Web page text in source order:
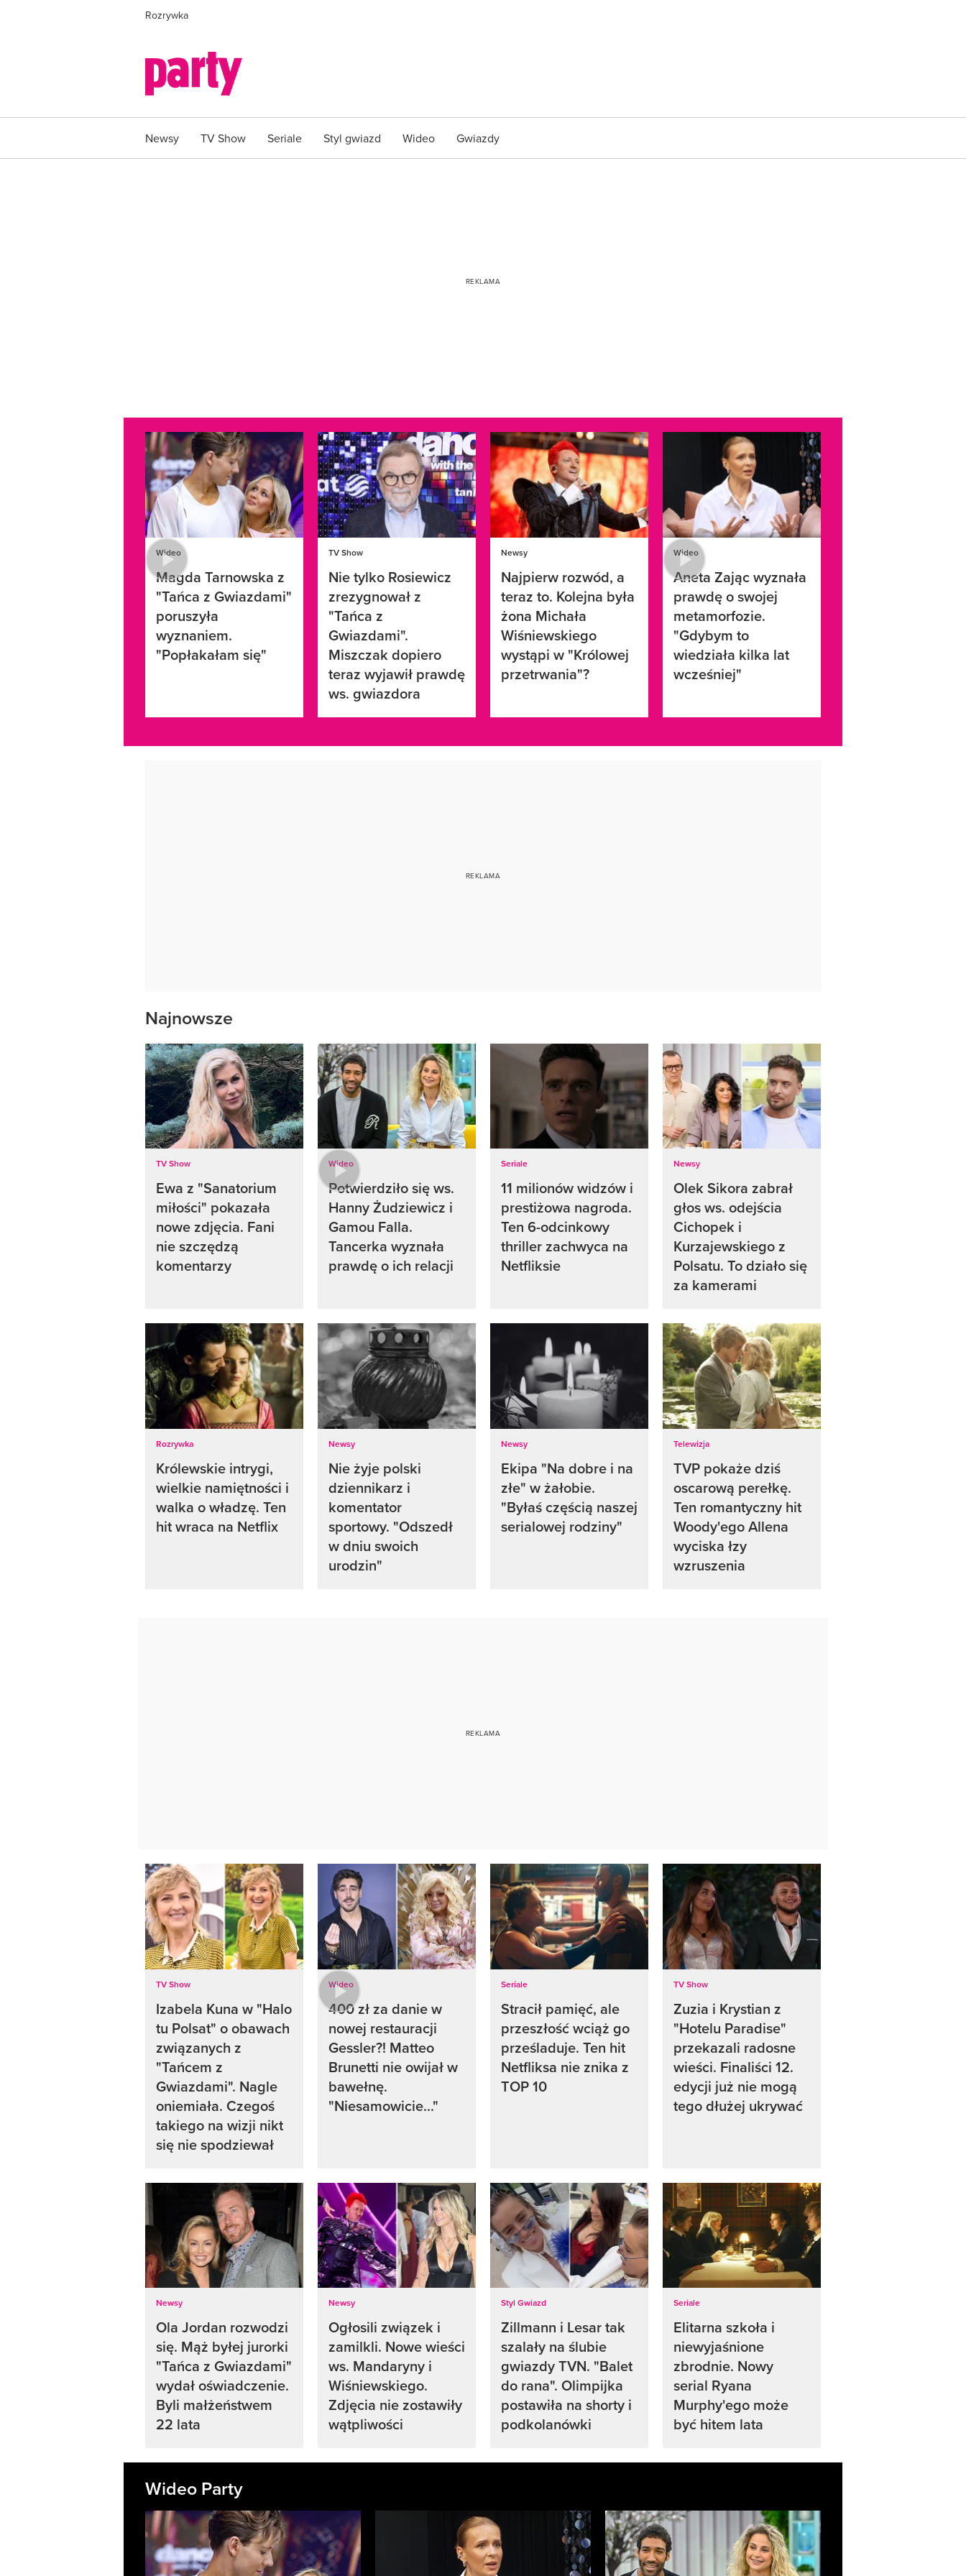
Rozrywka
Newsy TV Show Seriale Styl gwiazd Wideo Gwiazdy
Wideo
Magda Tarnowska z
"Tańca z Gwiazdami"
poruszyła
wyznaniem.
"Popłakałam się"
TV Show
Nie tylko Rosiewicz
zrezygnował z
"Tańca z
Gwiazdami".
Miszczak dopiero
teraz wyjawił prawdę
ws. gwiazdora
Newsy
Najpierw rozwód, a
teraz to. Kolejna była
żona Michała
Wiśniewskiego
wystąpi w "Królowej
przetrwania"?
Wideo
Aneta Zając wyznała
prawdę o swojej
metamorfozie.
"Gdybym to
wiedziała kilka lat
wcześniej"
Najnowsze
TV Show
Ewa z "Sanatorium
miłości" pokazała
nowe zdjęcia. Fani
nie szczędzą
komentarzy
Wideo
Potwierdziło się ws.
Hanny Żudziewicz i
Gamou Falla.
Tancerka wyznała
prawdę o ich relacji
Seriale
11 milionów widzów i
prestiżowa nagroda.
Ten 6-odcinkowy
thriller zachwyca na
Netfliksie
Newsy
Olek Sikora zabrał
głos ws. odejścia
Cichopek i
Kurzajewskiego z
Polsatu. To działo się
za kamerami
Rozrywka
Królewskie intrygi,
wielkie namiętności i
walka o władzę. Ten
hit wraca na Netflix
Newsy
Nie żyje polski
dziennikarz i
komentator
sportowy. "Odszedł
w dniu swoich
urodzin"
Newsy
Ekipa "Na dobre i na
złe" w żałobie.
"Byłaś częścią naszej
serialowej rodziny"
Telewizja
TVP pokaże dziś
oscarową perełkę.
Ten romantyczny hit
Woody'ego Allena
wyciska łzy
wzruszenia
TV Show
Izabela Kuna w "Halo
tu Polsat" o obawach
związanych z
"Tańcem z
Gwiazdami". Nagle
oniemiała. Czegoś
takiego na wizji nikt
się nie spodziewał
Wideo
400 zł za danie w
nowej restauracji
Gessler?! Matteo
Brunetti nie owijał w
bawełnę.
"Niesamowicie..."
Seriale
Stracił pamięć, ale
przeszłość wciąż go
prześladuje. Ten hit
Netfliksa nie znika z
TOP 10
TV Show
Zuzia i Krystian z
"Hotelu Paradise"
przekazali radosne
wieści. Finaliści 12.
edycji już nie mogą
tego dłużej ukrywać
Newsy
Ola Jordan rozwodzi
się. Mąż byłej jurorki
"Tańca z Gwiazdami"
wydał oświadczenie.
Byli małżeństwem
22 lata
Newsy
Ogłosili związek i
zamilkli. Nowe wieści
ws. Mandaryny i
Wiśniewskiego.
Zdjęcia nie zostawiły
wątpliwości
Styl Gwiazd
Zillmann i Lesar tak
szalały na ślubie
gwiazdy TVN. "Balet
do rana". Olimpijka
postawiła na shorty i
podkolanówki
Seriale
Elitarna szkoła i
niewyjaśnione
zbrodnie. Nowy
serial Ryana
Murphy'ego może
być hitem lata
Wideo Party